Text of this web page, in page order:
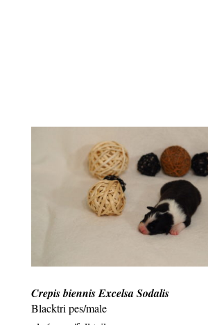
Crepis biennis Excelsa Sodalis
Blacktri pes/male